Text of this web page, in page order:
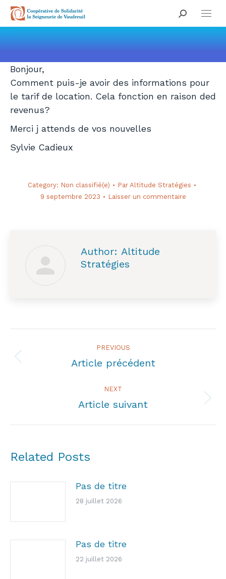
Search:
Vous êtes ici :
Bonjour,
Comment puis-je avoir des informations pour
le tarif de location. Cela fonction en raison ded
revenus?
Merci j attends de vos nouvelles
Sylvie Cadieux
Category: Non classifié(e) Par Altitude Stratégies
9 septembre 2023
Laisser un commentaire
Author: Altitude
Stratégies
navigation
PREVIOUS
Previous
Article précédent
NEXT
Next
Article suivant
Related Posts
Pas de titre
28 juillet 2026
Pas de titre
22 juillet 2026